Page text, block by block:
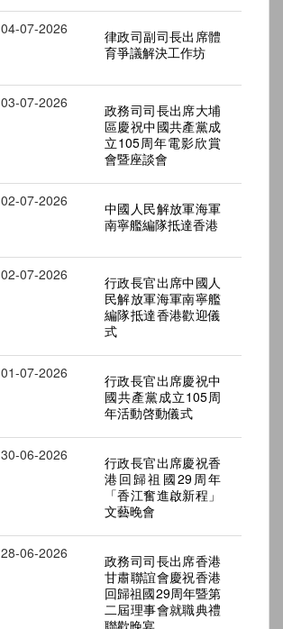
04-07-2026
律政司副司長出席體
育爭議解決工作坊
03-07-2026
政務司司長出席大埔
區慶祝中國共產黨成
立105周年電影欣賞
會暨座談會
02-07-2026
中國人民解放軍海軍
南寧艦編隊抵達香港
02-07-2026
行政長官出席中國人
民解放軍海軍南寧艦
編隊抵達香港歡迎儀
式
01-07-2026
行政長官出席慶祝中
國共產黨成立105周
年活動啓動儀式
30-06-2026
行政長官出席慶祝香
港回歸祖國29周年
「香江奮進啟新程」
文藝晚會
28-06-2026
政務司司長出席香港
甘肅聯誼會慶祝香港
回歸祖國29周年暨第
二屆理事會就職典禮
聯歡晚宴